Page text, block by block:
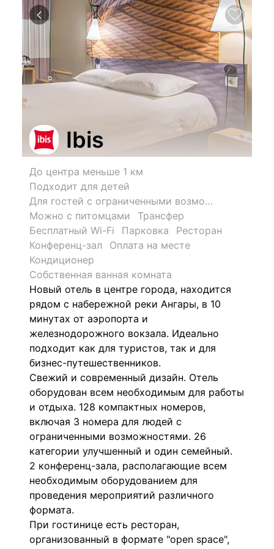
Ibis
До центра меньше 1 км
Подходит для детей
Для гостей с ограниченными возможностями
Можно с питомцами
Трансфер
Бесплатный Wi-Fi
Парковка
Ресторан
Конференц-зал
Оплата на месте
Кондиционер
Собственная ванная комната
Новый отель в центре города, находится
рядом с набережной реки Ангары, в 10
минутах от аэропорта и
железнодорожного вокзала. Идеально
подходит как для туристов, так и для
бизнес-путешественников.
Свежий и современный дизайн. Отель
оборудован всем необходимым для работы
и отдыха. 128 компактных номеров,
включая 3 номера для людей с
ограниченными возможностями. 26
категории улучшенный и один семейный.
2 конференц-зала, располагающие всем
необходимым оборудованием для
проведения мероприятий различного
формата.
При гостинице есть ресторан,
организованный в формате "open space",